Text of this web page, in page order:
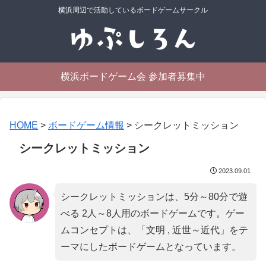
横浜周辺で活動しているボードゲームサークル
横浜ボードゲーム会 参加者募集中
HOME > ボードゲーム情報 > シークレットミッション
シークレットミッション
2023.09.01
シークレットミッションは、5分～80分で遊
べる 2人～8人用のボードゲームです。ゲー
ムコンセプトは、「 文明 , 近世～近代」をテ
ーマにしたボードゲームとなっています。